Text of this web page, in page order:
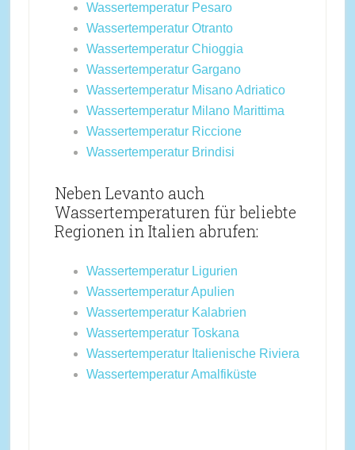
Wassertemperatur Pesaro
Wassertemperatur Otranto
Wassertemperatur Chioggia
Wassertemperatur Gargano
Wassertemperatur Misano Adriatico
Wassertemperatur Milano Marittima
Wassertemperatur Riccione
Wassertemperatur Brindisi
Neben Levanto auch
Wassertemperaturen für beliebte
Regionen in Italien abrufen:
Wassertemperatur Ligurien
Wassertemperatur Apulien
Wassertemperatur Kalabrien
Wassertemperatur Toskana
Wassertemperatur Italienische Riviera
Wassertemperatur Amalfiküste